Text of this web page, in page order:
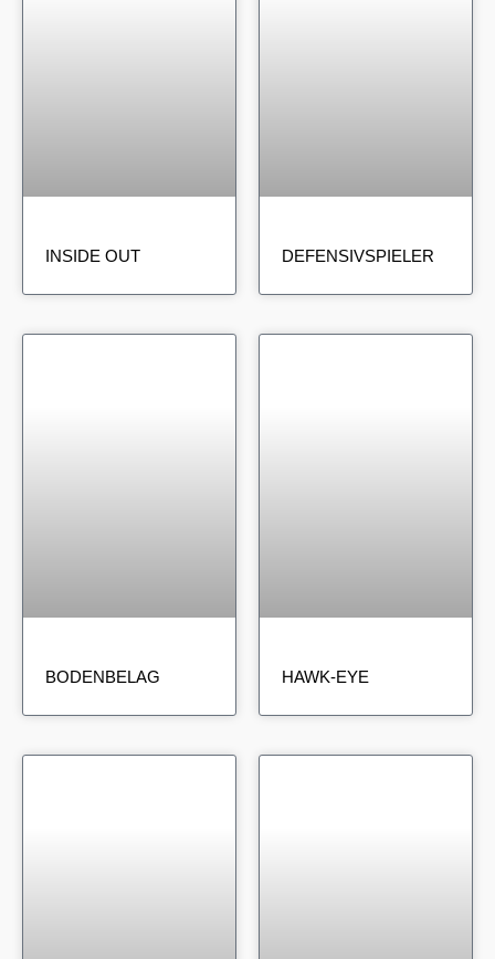
INSIDE OUT DEFENSIVSPIELER
BODENBELAG HAWK-EYE